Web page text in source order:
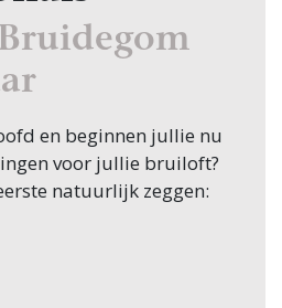
en beginnen jullie nu
voor jullie bruiloft?
natuurlijk zeggen:
hun zoektocht